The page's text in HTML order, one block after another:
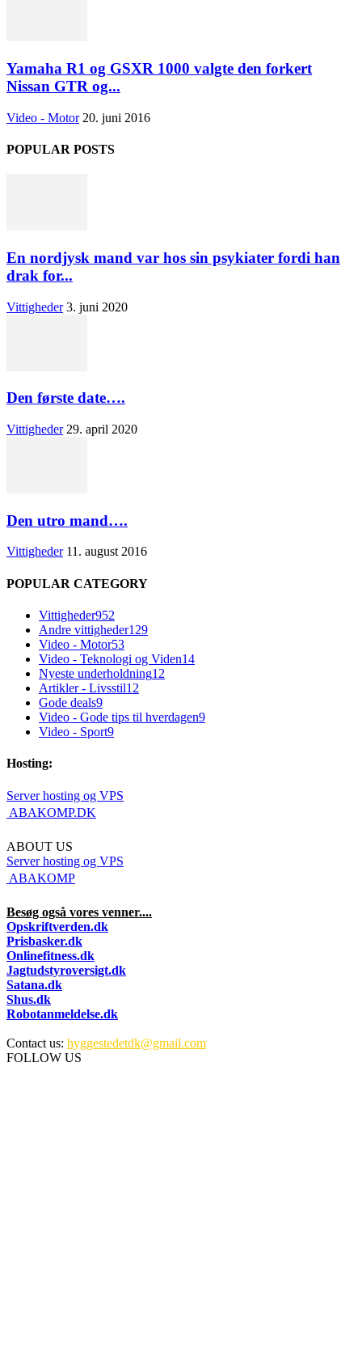
Yamaha R1 og GSXR 1000 valgte den forkert
Nissan GTR og...
Video - Motor 20. juni 2016
POPULAR POSTS
En nordjysk mand var hos sin psykiater fordi han
drak for...
Vittigheder 3. juni 2020
Den første date….
Vittigheder 29. april 2020
Den utro mand….
Vittigheder 11. august 2016
POPULAR CATEGORY
Vittigheder952
Andre vittigheder129
Video - Motor53
Video - Teknologi og Viden14
Nyeste underholdning12
Artikler - Livsstil12
Gode deals9
Video - Gode tips til hverdagen9
Video - Sport9
Hosting:
Server hosting og VPS
 ABAKOMP.DK
ABOUT US
Server hosting og VPS
 ABAKOMP
Besøg også vores venner....
Opskriftverden.dk
Prisbasker.dk
Onlinefitness.dk
Jagtudstyroversigt.dk
Satana.dk
Shus.dk
Robotanmeldelse.dk
Contact us: hyggestedetdk@gmail.com
FOLLOW US